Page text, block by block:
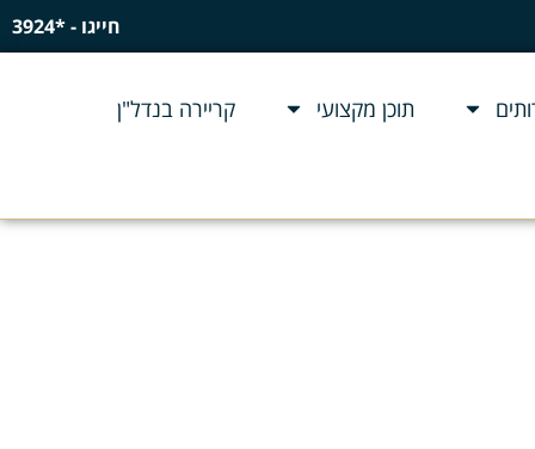
חייגו - *3924
תוכן מקצועי קריירה בנדל"ן